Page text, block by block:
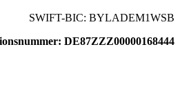
SWIFT-BIC: BYLADEM1WSB
DE87ZZZ00000168444